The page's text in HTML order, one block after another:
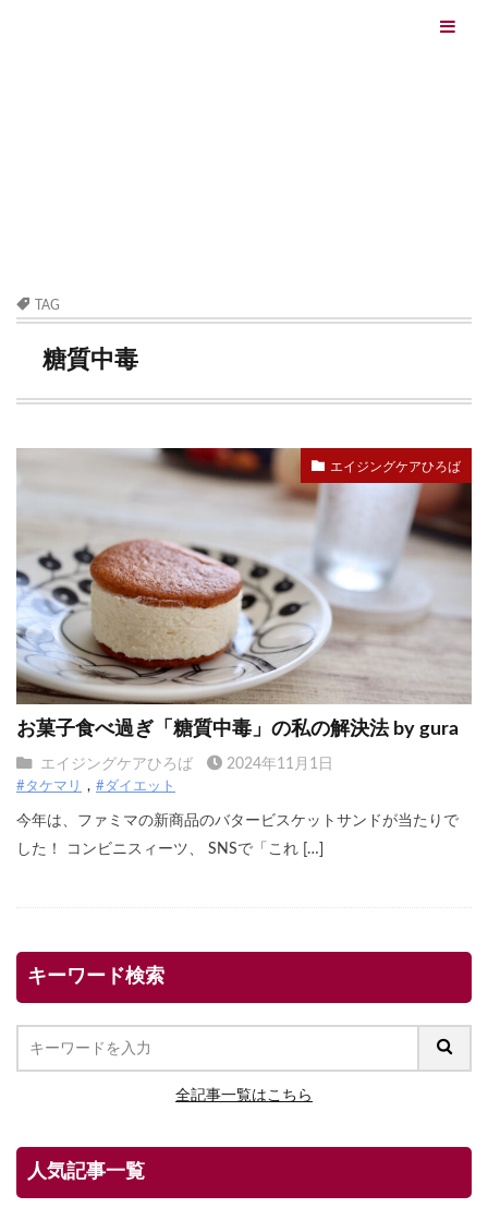
TAG
糖質中毒
エイジングケアひろば
お菓子食べ過ぎ「糖質中毒」の私の解決法 by gura
エイジングケアひろば 2024年11月1日
#タケマリ #ダイエット
今年は、ファミマの新商品のバタービスケットサンドが当たりで
した！ コンビニスィーツ、 SNSで「これ […]
キーワード検索
全記事一覧はこちら
人気記事一覧